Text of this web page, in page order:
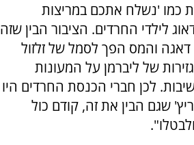
כמו 'נשלח אתכם במריצות
לילדי החרדים. הציבור הבין שזה
והמס הפך לסמל של זלזול
של ליברמן על המעונות
לכן חברי הכנסת החרדים היו
שגם הבין את זה, קודם כול